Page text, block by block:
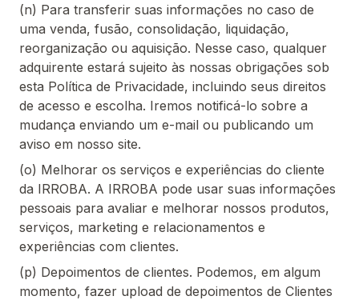
(n) Para transferir suas informações no caso de
uma venda, fusão, consolidação, liquidação,
reorganização ou aquisição. Nesse caso, qualquer
adquirente estará sujeito às nossas obrigações sob
esta Política de Privacidade, incluindo seus direitos
de acesso e escolha. Iremos notificá-lo sobre a
mudança enviando um e-mail ou publicando um
aviso em nosso site.
(o) Melhorar os serviços e experiências do cliente
da IRROBA. A IRROBA pode usar suas informações
pessoais para avaliar e melhorar nossos produtos,
serviços, marketing e relacionamentos e
experiências com clientes.
(p) Depoimentos de clientes. Podemos, em algum
momento, fazer upload de depoimentos de Clientes